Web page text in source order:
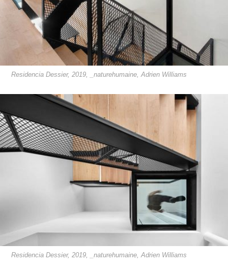
Residencia Dessier, 2019, _naturehumaine, Adrien Williams
Residencia Dessier, 2019, _naturehumaine, Adrien Williams